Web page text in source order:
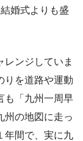
婚式よりも盛
ンジしていま
りを道路や運動
も「九州一周早
州の地図に走っ
年間で、実に九